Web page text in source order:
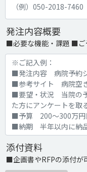
発注内容概要
■必要な機能・課題 ■
添付資料
■企画書やRFPの添付が